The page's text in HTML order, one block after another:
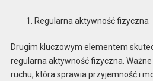
Regularna aktywność fizyczna
Drugim kluczowym elementem
regularna aktywność fizyczna.
ruchu, która sprawia przyjemność i